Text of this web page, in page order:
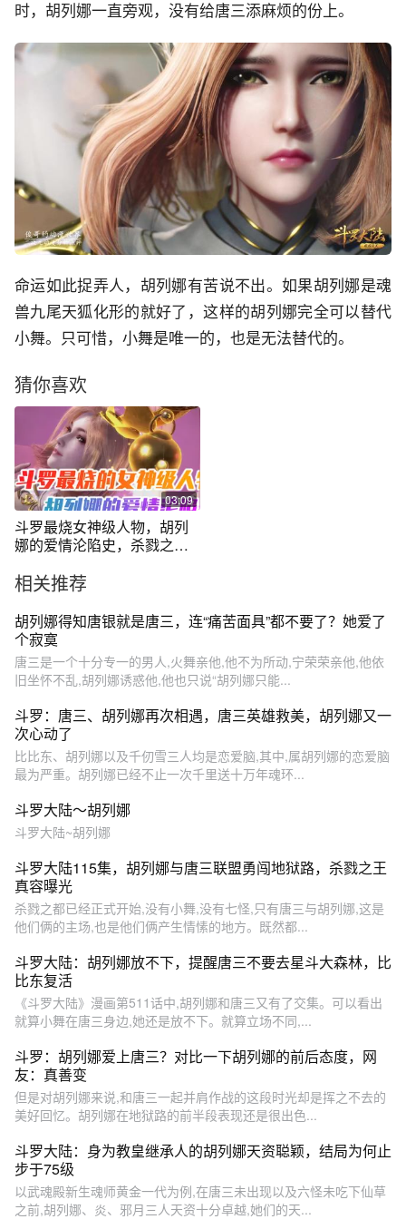
时，胡列娜一直旁观，没有给唐三添麻烦的份上。
命运如此捉弄人，胡列娜有苦说不出。如果胡列娜是魂
兽九尾天狐化形的就好了，这样的胡列娜完全可以替代
小舞。只可惜，小舞是唯一的，也是无法替代的。
猜你喜欢
03:09
斗罗最烧女神级人物，胡列
娜的爱情沦陷史，杀戮之都
相关推荐
胡列娜得知唐银就是唐三，连“痛苦面具”都不要了？她爱了
个寂寞
唐三是一个十分专一的男人,火舞亲他,他不为所动,宁荣荣亲他,他依
旧坐怀不乱,胡列娜诱惑他,他也只说“胡列娜只能...
斗罗：唐三、胡列娜再次相遇，唐三英雄救美，胡列娜又一
次心动了
比比东、胡列娜以及千仞雪三人均是恋爱脑,其中,属胡列娜的恋爱脑
最为严重。胡列娜已经不止一次千里送十万年魂环...
斗罗大陆～胡列娜
斗罗大陆~胡列娜
斗罗大陆115集，胡列娜与唐三联盟勇闯地狱路，杀戮之王
真容曝光
杀戮之都已经正式开始,没有小舞,没有七怪,只有唐三与胡列娜,这是
他们俩的主场,也是他们俩产生情愫的地方。既然都...
斗罗大陆：胡列娜放不下，提醒唐三不要去星斗大森林，比
比东复活
《斗罗大陆》漫画第511话中,胡列娜和唐三又有了交集。可以看出
就算小舞在唐三身边,她还是放不下。就算立场不同,...
斗罗：胡列娜爱上唐三？对比一下胡列娜的前后态度，网
友：真善变
但是对胡列娜来说,和唐三一起并肩作战的这段时光却是挥之不去的
美好回忆。胡列娜在地狱路的前半段表现还是很出色...
斗罗大陆：身为教皇继承人的胡列娜天资聪颖，结局为何止
步于75级
以武魂殿新生魂师黄金一代为例,在唐三未出现以及六怪未吃下仙草
之前,胡列娜、炎、邪月三人天资十分卓越,她们的天...